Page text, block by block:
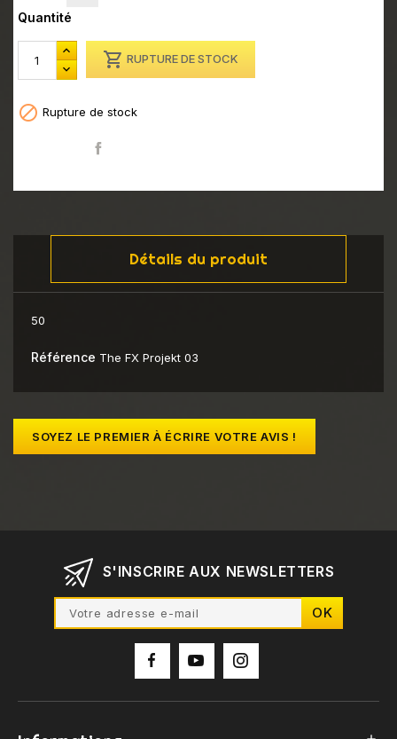
Quantité
 RUPTURE DE STOCK
 Rupture de stock
Détails du produit
50
Référence The FX Projekt 03
SOYEZ LE PREMIER À ÉCRIRE VOTRE AVIS !
S'INSCRIRE AUX NEWSLETTERS